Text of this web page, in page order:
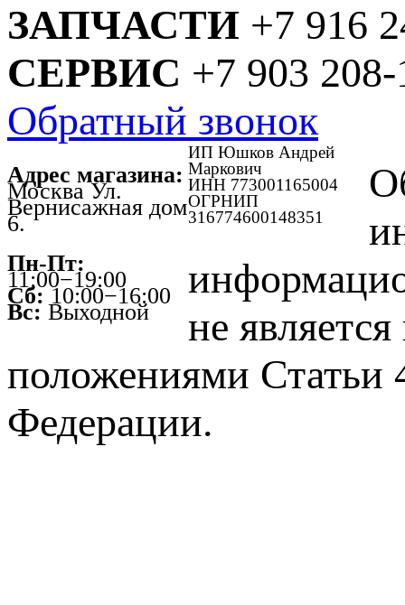
ЗАПЧАСТИ +7 916
СЕРВИС +7 903
Обратный звонок
Адрес магазина:
Москва Ул.
Вернисажная дом
6.
Пн-Пт:
11:00−19:00
Сб:10:00−16:00
Вс: Выходной
ИП Юшков Андрей
Маркович
ИНН 773001165004
ОГРНИП
316774600148351
не
положениями Статьи
Федерации.